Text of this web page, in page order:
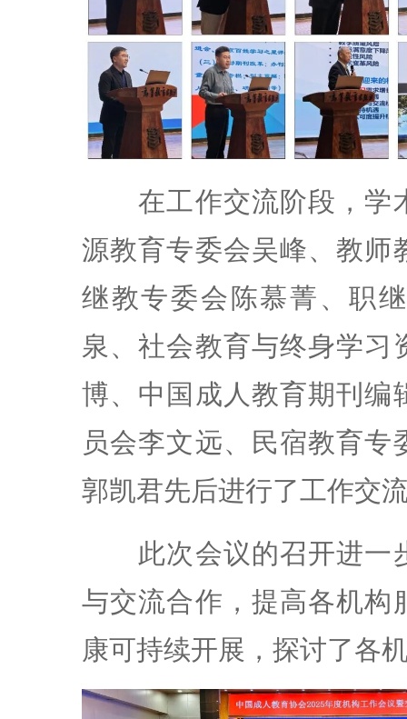
在工作交流阶段，学
源教育专委会吴峰、教师
继教专委会陈慕菁、职
泉、社会教育与终身学习
博、中国成人教育期刊编
员会李文远、民宿教育
郭凯君先后进行了工作交
此次会议的召开进一
与交流合作，提高各机构
康可持续开展，探讨了各